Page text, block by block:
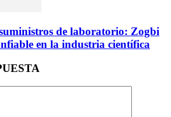
de laboratorio: Zogbi
en la industria científica